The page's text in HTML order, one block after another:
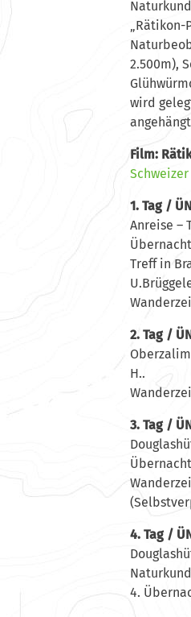
„Rätikon-
2.500m),
wird
Film:
Schweizer
1. Tag /
Anreise –
Treff in
2. Tag /
H..
3. Tag /
4. Tag /
4.